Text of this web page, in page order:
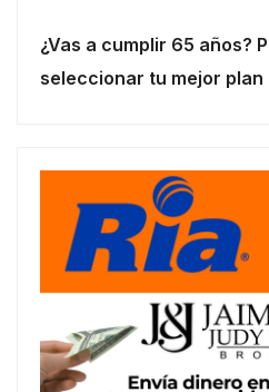
¿Vas a cumplir 65 años?
seleccionar tu mejor plan